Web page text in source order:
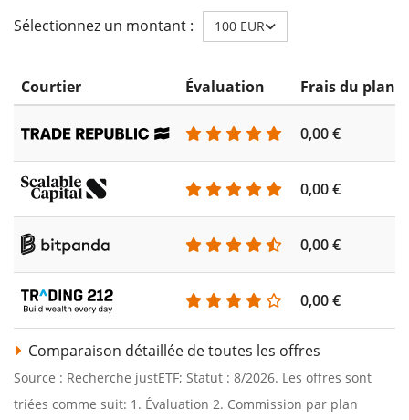
Sélectionnez un montant : 100 EUR
Courtier Évaluation Frais du plan
0,00 €
0,00 €
0,00 €
0,00 €
Comparaison détaillée de toutes les offres
Source : Recherche justETF; Statut : 8/2026. Les offres sont
triées comme suit: 1. Évaluation 2. Commission par plan